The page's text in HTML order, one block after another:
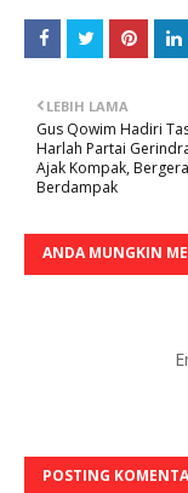
LEBIH LAMA
Gus Qowim Hadiri
Harlah Partai
Ajak Kompak,
Berdampak
ANDA MUNGKIN
POSTING